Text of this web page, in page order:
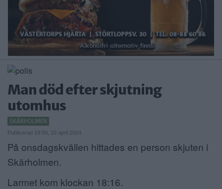
PRENUMERATION
SPORT
ÅSIKTER
KALENDER
KONTAKT
ANNONSERA
NÄRINGSLIV
MER
Man död efter skjutning
utomhus
SKÄRHOLMEN
Publicerad 19:50, 10 april 2024
På onsdagskvällen hittades en person skjuten i
Skärholmen.
Larmet kom klockan 18:16.